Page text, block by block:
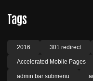
Tags
2016 301 redirect
Accelerated Mobile Pages
admin bar submenu